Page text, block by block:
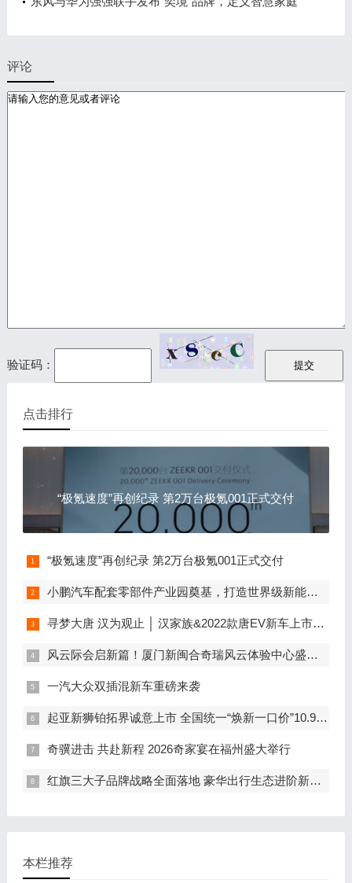
评论
验证码：
点击排行
“极氪速度”再创纪录 第2万台极氪001正式交付
“极氪速度”再创纪录 第2万台极氪001正式交付
小鹏汽车配套零部件产业园奠基，打造世界级新能源智能汽车集群
寻梦大唐 汉为观止 │ 汉家族&2022款唐EV新车上市发布会，敬请期待！
风云际会启新篇！厦门新闽合奇瑞风云体验中心盛大开业
一汽大众双插混新车重磅来袭
起亚新狮铂拓界诚意上市 全国统一“焕新一口价”10.99万元起
奇骥进击 共赴新程 2026奇家宴在福州盛大举行
红旗三大子品牌战略全面落地 豪华出行生态进阶新篇章
本栏推荐